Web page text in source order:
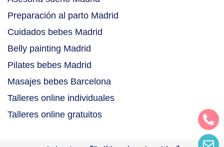
Preparación al parto Madrid
Cuidados bebes Madrid
Belly painting Madrid
Pilates bebes Madrid
Masajes bebes Barcelona
Talleres online individuales
Talleres online gratuitos